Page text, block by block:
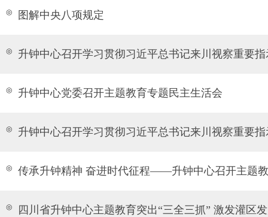
◎ 图解中央八项规定
◎ 升钟中心召开学习贯彻习近平总书记来川视察重要
◎ 升钟中心党委召开主题教育专题民主生活会
◎ 升钟中心召开学习贯彻习近平总书记来川视察重要
◎ 传承升钟精神 奋进时代征程——升钟中心召开主题
◎ 四川省升钟中心主题教育突出“三全三抓” 激发灌区